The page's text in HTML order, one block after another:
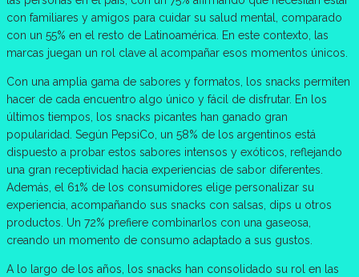
con familiares y amigos para cuidar su salud mental, comparado
con un 55% en el resto de Latinoamérica. En este contexto, las
marcas juegan un rol clave al acompañar esos momentos únicos.
Con una amplia gama de sabores y formatos, los snacks permiten
hacer de cada encuentro algo único y fácil de disfrutar. En los
últimos tiempos, los snacks picantes han ganado gran
popularidad. Según PepsiCo, un 58% de los argentinos está
dispuesto a probar estos sabores intensos y exóticos, reflejando
una gran receptividad hacia experiencias de sabor diferentes.
Además, el 61% de los consumidores elige personalizar su
experiencia, acompañando sus snacks con salsas, dips u otros
productos. Un 72% prefiere combinarlos con una gaseosa,
creando un momento de consumo adaptado a sus gustos.
A lo largo de los años, los snacks han consolidado su rol en las